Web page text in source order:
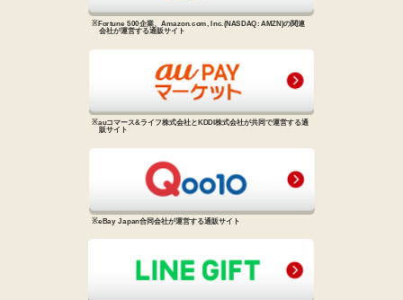
※Fortune 500企業、Amazon.com, Inc. (NASDAQ: AMZN)の関連
会社が運営する通販サイト
※auコマース&ライフ株式会社と KDDI株式会社が共同で運営する通
販サイト
※eBay Japan合同会社が運営する通販サイト